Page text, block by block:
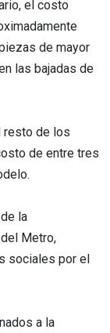
el costo
de mayor
las bajadas de
resto de los
de entre tres
la
Metro,
sociales por el
a la